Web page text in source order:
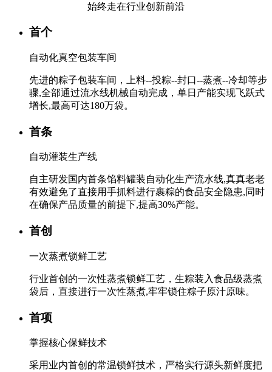
始终走在行业创新前沿
首个
自动化真空包装车间
先进的粽子包装车间，上料--投粽--封口--蒸煮--冷却等步
骤,全部通过流水线机械自动完成，单日产能实现飞跃式
增长,最高可达180万袋。
首条
自动灌装生产线
自主研发国内首条馅料罐装自动化生产流水线,真真老老
有效避免了直接用手抓料进行裹粽的食品安全隐患,同时
在确保产品质量的前提下,提高30%产能。
首创
一次蒸煮锁鲜工艺
行业首创的一次性蒸煮锁鲜工艺，生粽装入食品级蒸煮
袋后，直接进行一次性蒸煮,牢牢锁住粽子原汁原味。
首项
掌握核心保鲜技术
采用业内首创的常温锁鲜技术，严格实行源头新鲜度把